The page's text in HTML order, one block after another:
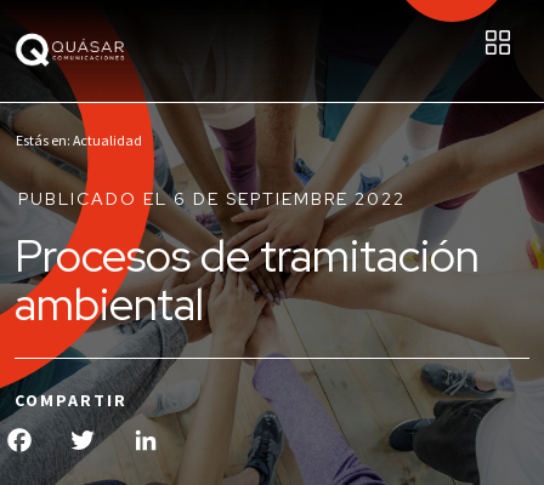
Estás en: Actualidad
PUBLICADO EL 6 DE SEPTIEMBRE 2022
Procesos de tramitación
ambiental
COMPARTIR
Facebook
TwitterLinkedIn